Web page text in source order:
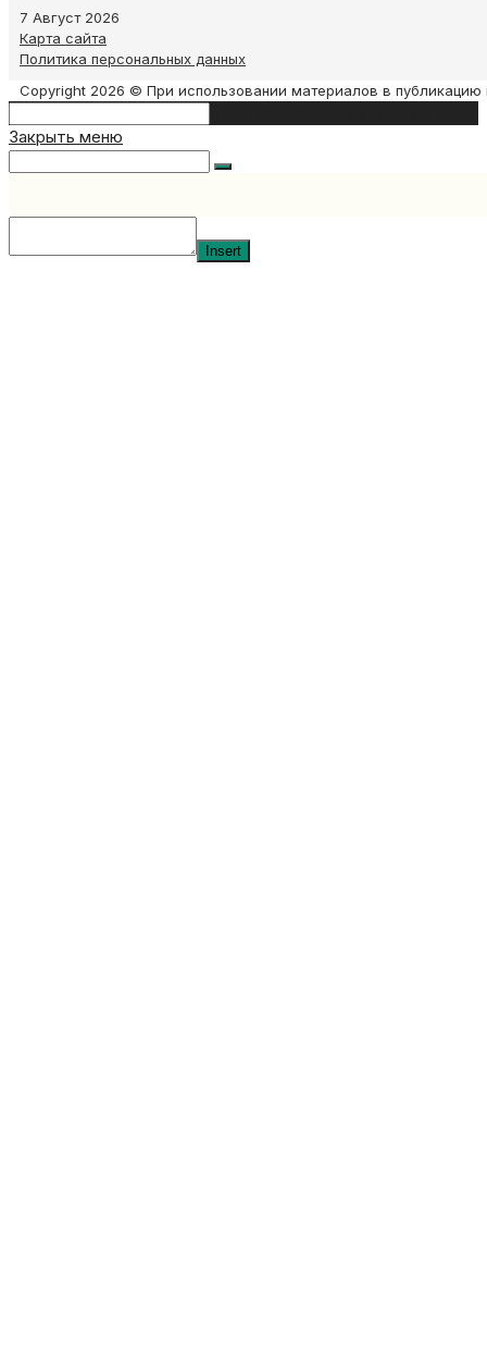
7 Август 2026
Карта сайта
Политика персональных данных
Copyright 2026 © При использовании материалов в
this
Закрыть меню
Insert